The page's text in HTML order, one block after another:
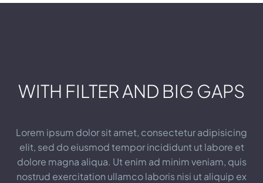
WITH FILTER AND BIG GAPS
Lorem ipsum dolor sit amet, consectetur adipisicing
elit, sed do eiusmod tempor incididunt ut labore et
dolore magna aliqua. Ut enim ad minim veniam, quis
nostrud exercitation ullamco laboris nisi ut aliquip ex